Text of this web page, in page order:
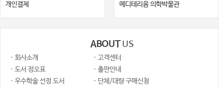
개인결제 메디테리움 의학박물관
ABOUT US
· 회사소개
· 고객센터
· 도서 정오표
· 출판안내
· 우수학술 선정 도서
· 단체/대량 구매신청